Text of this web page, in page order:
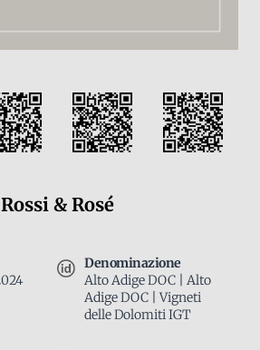
Rossi & Rosé
Denominazione
Alto Adige DOC | Alto
Adige DOC | Vigneti
delle Dolomiti IGT